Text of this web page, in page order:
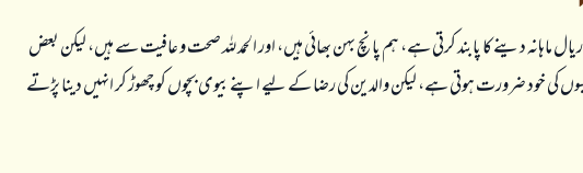
ماہانہ دينے كا پابند كرتى ہے، ہم پانچ بہن بھائى ہيں، اور الحمد للہ صحت و عافيت سے ہيں، ليكن بعض
كى خود ضرورت ہوتى ہے، ليكن والدين كى رضا كے ليے اپنے بيوى بچوں كو چھوڑ كر انہيں دينا پڑتے